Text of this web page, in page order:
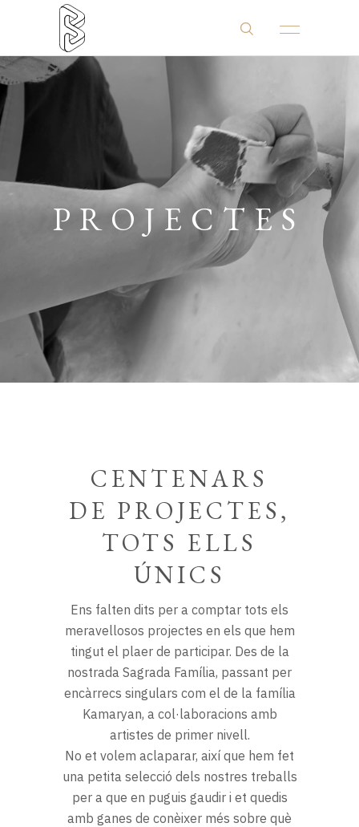
PROJECTES
CENTENARS
DE PROJECTES,
TOTS ELLS
ÚNICS
Ens falten dits per a comptar tots els
meravellosos projectes en els que hem
tingut el plaer de participar. Des de la
nostrada Sagrada Família, passant per
encàrrecs singulars com el de la família
Kamaryan, a col·laboracions amb
artistes de primer nivell.
No et volem aclaparar, així que hem fet
una petita selecció dels nostres treballs
per a que en puguis gaudir i et quedis
amb ganes de conèixer més sobre què